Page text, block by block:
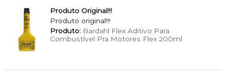
Produto Original!!!
Produto original!!!
Produto:Bardahl Flex Aditivo Para
Combustível Pra Motores Flex 200ml